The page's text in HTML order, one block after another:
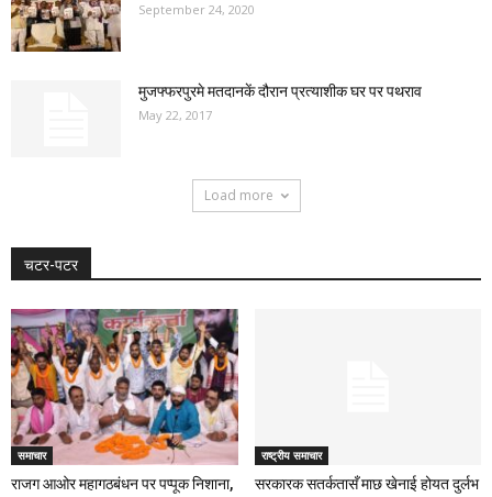
September 24, 2020
मुजफ्फरपुरमे मतदानकें दौरान प्रत्याशीक घर पर पथराव
May 22, 2017
Load more
चटर-पटर
समाचार
राजग आओर महागठबंधन पर पप्पूक निशाना,
राष्ट्रीय समाचार
सरकारक सतर्कतासँ माछ खेनाई होयत दुर्लभ